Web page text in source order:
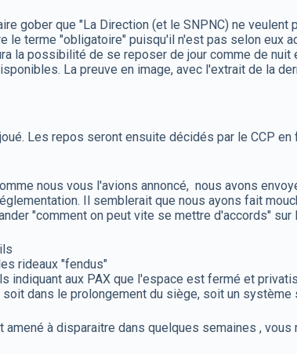
gober que "La Direction (et le SNPNC) ne
le terme "obligatoire" puisqu'il n'est pas selon eux
la possibilité de se reposer de jour comme de
La preuve en image, avec l'extrait de la
Les repos seront ensuite décidés par le CCP
nous vous l'avions annoncé, nous avons
Il semblerait que nous ayons fait
"comment on peut vite se mettre d'accords"
rideaux "fendus"
indiquant aux PAX que l'espace est fermé et
dans le prolongement du siège, soit un système
à disparaitre dans quelques semaines , vous